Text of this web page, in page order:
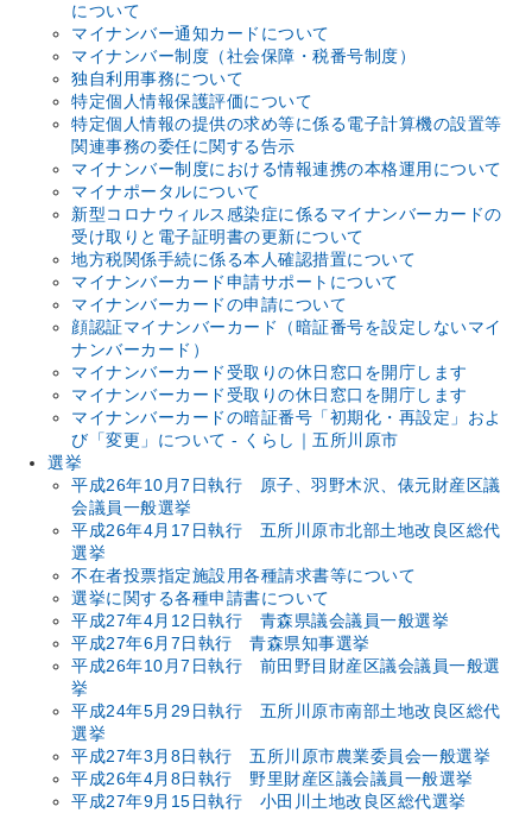
について
マイナンバー通知カードについて
マイナンバー制度（社会保障・税番号制度）
独自利用事務について
特定個人情報保護評価について
特定個人情報の提供の求め等に係る電子計算機の設置等
関連事務の委任に関する告示
マイナンバー制度における情報連携の本格運用について
マイナポータルについて
新型コロナウィルス感染症に係るマイナンバーカードの
受け取りと電子証明書の更新について
地方税関係手続に係る本人確認措置について
マイナンバーカード申請サポートについて
マイナンバーカードの申請について
顔認証マイナンバーカード（暗証番号を設定しないマイ
ナンバーカード）
マイナンバーカード受取りの休日窓口を開庁します
マイナンバーカード受取りの休日窓口を開庁します
マイナンバーカードの暗証番号「初期化・再設定」およ
び「変更」について - くらし｜五所川原市
選挙
平成26年10月7日執行 原子、羽野木沢、俵元財産区議
会議員一般選挙
平成26年4月17日執行 五所川原市北部土地改良区総代
選挙
不在者投票指定施設用各種請求書等について
選挙に関する各種申請書について
平成27年4月12日執行 青森県議会議員一般選挙
平成27年6月7日執行 青森県知事選挙
平成26年10月7日執行 前田野目財産区議会議員一般選
挙
平成24年5月29日執行 五所川原市南部土地改良区総代
選挙
平成27年3月8日執行 五所川原市農業委員会一般選挙
平成26年4月8日執行 野里財産区議会議員一般選挙
平成27年9月15日執行 小田川土地改良区総代選挙